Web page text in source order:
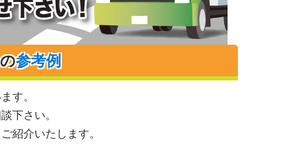
参考例
す。
下さい。
紹介いたします。